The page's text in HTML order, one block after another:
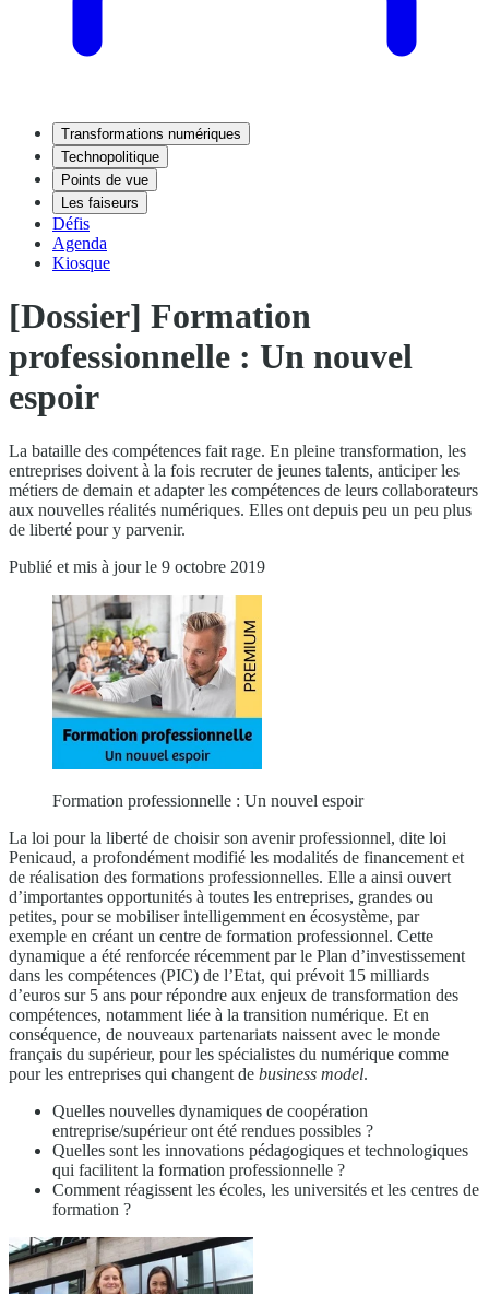
Transformations numériques
Technopolitique
Points de vue
Les faiseurs
Défis
Agenda
Kiosque
[Dossier] Formation
professionnelle : Un nouvel
espoir
La bataille des compétences fait rage. En pleine transformation, les
entreprises doivent à la fois recruter de jeunes talents, anticiper les
métiers de demain et adapter les compétences de leurs collaborateurs
aux nouvelles réalités numériques. Elles ont depuis peu un peu plus
de liberté pour y parvenir.
Publié et mis à jour le 9 octobre 2019
Formation professionnelle : Un nouvel espoir
La loi pour la liberté de choisir son avenir professionnel, dite loi
Penicaud, a profondément modifié les modalités de financement et
de réalisation des formations professionnelles. Elle a ainsi ouvert
d’importantes opportunités à toutes les entreprises, grandes ou
petites, pour se mobiliser intelligemment en écosystème, par
exemple en créant un centre de formation professionnel. Cette
dynamique a été renforcée récemment par le Plan d’investissement
dans les compétences (PIC) de l’Etat, qui prévoit 15 milliards
d’euros sur 5 ans pour répondre aux enjeux de transformation des
compétences, notamment liée à la transition numérique. Et en
conséquence, de nouveaux partenariats naissent avec le monde
français du supérieur, pour les spécialistes du numérique comme
pour les entreprises qui changent de business model.
Quelles nouvelles dynamiques de coopération
entreprise/supérieur ont été rendues possibles ?
Quelles sont les innovations pédagogiques et technologiques
qui facilitent la formation professionnelle ?
Comment réagissent les écoles, les universités et les centres de
formation ?